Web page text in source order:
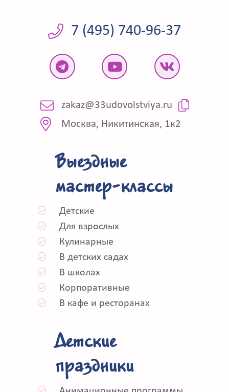
Детские
праздники
7 (495) 740-96-37
zakaz@33udovolstviya.ru
Москва, Никитинская, 1к2
Выездные
мастер-классы
Детские
Для взрослых
Кулинарные
В детских садах
В школах
Корпоративные
В кафе и ресторанах